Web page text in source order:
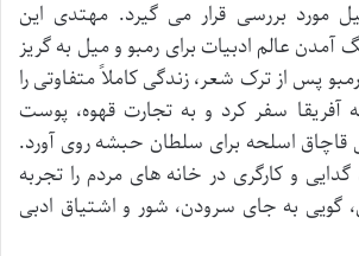
مورد بررسی قرار می گیرد. مهتدی این
آمدن عالم ادبیات برای رمبو و میل به گریز
پس از ترک شعر، زندگی کاملاً متفاوتی را
سفر کرد و به تجارت قهوه، پوست
قاچاق اسلحه برای سلطان حبشه روی آورد.
گدایی و کارگری در خانه های مردم را تجربه
گویی به جای سرودن، شور و اشتیاق ادبی